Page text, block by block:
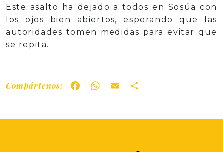
Este asalto ha dejado a todos en Sosúa con
los ojos bien abiertos, esperando que las
autoridades tomen medidas para evitar que
se repita.
Compártenos: FacebookWhatsApp
Email